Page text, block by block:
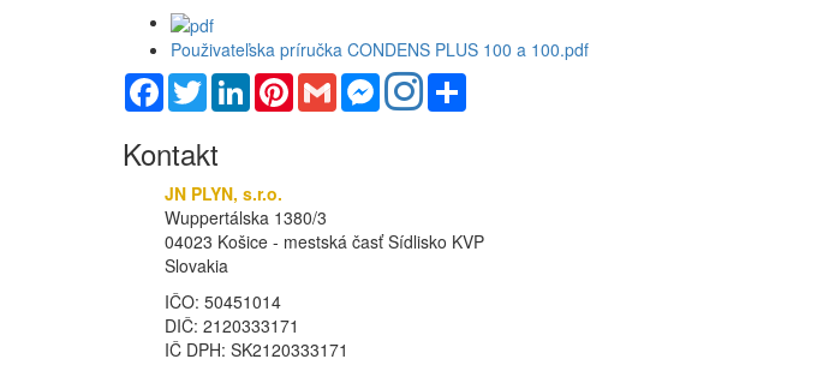
Použivateľska príručka CONDENS PLUS 100 a 100.pdf
Facebook
TwitterLinkedInPinterestGmail Messenger
Kontakt
JN PLYN, s.r.o.
Wuppertálska 1380/3
04023 Košice - mestská časť Sídlisko KVP
Slovakia
IČO: 50451014
DIČ: 2120333171
IČ DPH: SK2120333171